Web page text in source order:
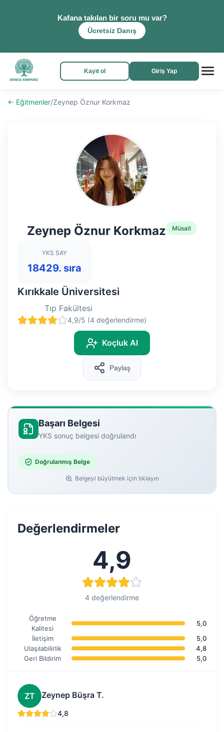
Kafana takılan bir soru mu var?
Ücretsiz Danış
Kayıt ol Giriş Yap
← Eğitmenler/Zeynep Öznur Korkmaz
Zeynep Öznur Korkmaz Müsait
YKS SAY
18429. sıra
Kırıkkale Üniversitesi
Tıp Fakültesi
4,9/5 (4 değerlendirme)
Koçluk Al
Paylaş
Başarı Belgesi
YKS sonuç belgesi doğrulandı
Doğrulanmış Belge
Belgeyi büyütmek için tıklayın
Değerlendirmeler
4,9
4 değerlendirme
Öğretme
Kalitesi
5,0
İletişim
5,0
Ulaşılabilirlik
4,8
Geri Bildirim
5,0
ZT Zeynep Büşra T.
4,8